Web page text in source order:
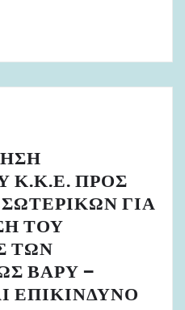
Κ.Κ.Ε. ΠΡΟΣ
ΓΙΑ
ΤΟΥ
ΤΩΝ
ΒΑΡΥ –
ΕΠΙΚΙΝΔΥΝΟ